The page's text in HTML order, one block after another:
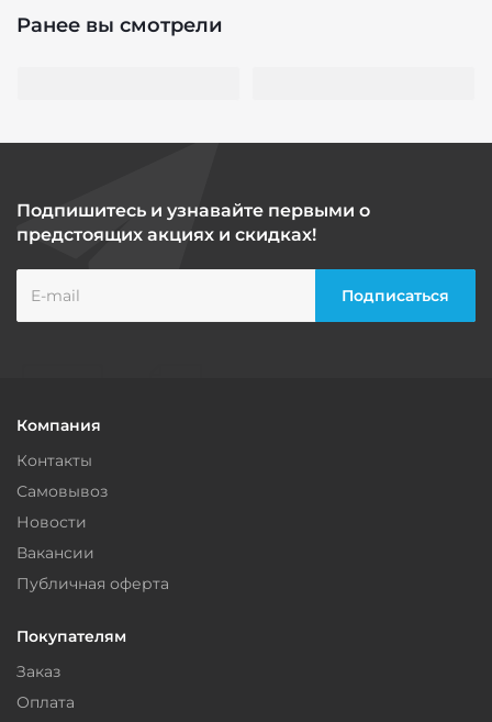
Ранее вы смотрели
Подпишитесь и узнавайте первыми о
предстоящих акциях и скидках!
Компания
Контакты
Самовывоз
Новости
Вакансии
Публичная оферта
Покупателям
Заказ
Оплата